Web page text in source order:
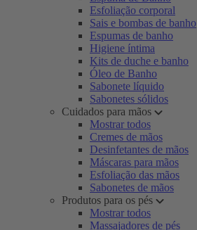
Esfoliação corporal
Sais e bombas de banho
Espumas de banho
Higiene íntima
Kits de duche e banho
Óleo de Banho
Sabonete líquido
Sabonetes sólidos
Cuidados para mãos
Mostrar todos
Cremes de mãos
Desinfetantes de mãos
Máscaras para mãos
Esfoliação das mãos
Sabonetes de mãos
Produtos para os pés
Mostrar todos
Massajadores de pés